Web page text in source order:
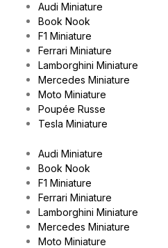
Audi Miniature
Book Nook
F1 Miniature
Ferrari Miniature
Lamborghini Miniature
Mercedes Miniature
Moto Miniature
Poupée Russe
Tesla Miniature
Audi Miniature
Book Nook
F1 Miniature
Ferrari Miniature
Lamborghini Miniature
Mercedes Miniature
Moto Miniature